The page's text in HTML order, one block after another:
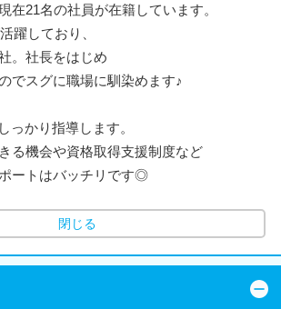
在21名の社員が在籍しています。
躍しており、
。社長をはじめ
でスグに職場に馴染めます♪
っかり指導します。
る機会や資格取得支援制度など
ートはバッチリです◎
閉じる